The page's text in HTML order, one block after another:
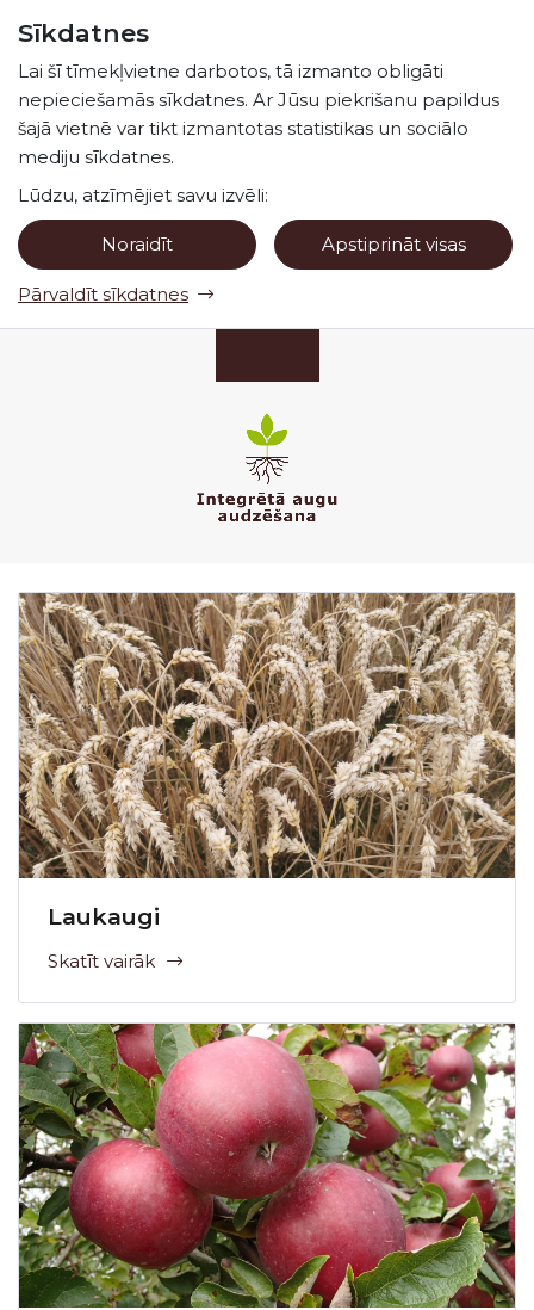
Sīkdatnes
Lai šī tīmekļvietne darbotos, tā izmanto obligāti
nepieciešamās sīkdatnes. Ar Jūsu piekrišanu papildus
šajā vietnē var tikt izmantotas statistikas un sociālo
mediju sīkdatnes.
Lūdzu, atzīmējiet savu izvēli:
Noraidīt Apstiprināt visas
Pārvaldīt sīkdatnes
Laukaugi
Skatīt vairāk